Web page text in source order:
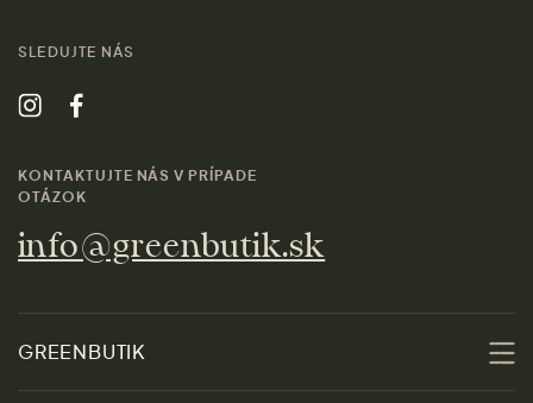
SLEDUJTE NÁS
KONTAKTUJTE NÁS V PRÍPADE
OTÁZOK
info@greenbutik.sk
GREENBUTIK